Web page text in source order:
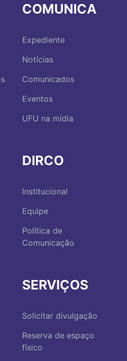
COMUNICA
Expediente
Notícias
Comunicados
Eventos
UFU na mídia
DIRCO
Institucional
Equipe
Política de
Comunicação
SERVIÇOS
Solicitar divulgação
Reserva de espaço
físico